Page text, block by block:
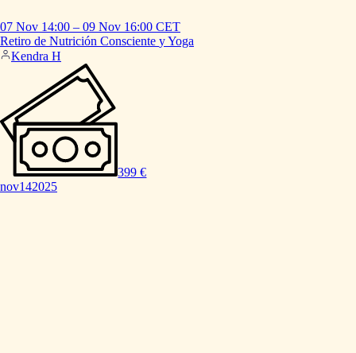
07 Nov 14:00 – 09 Nov 16:00 CET
Retiro de Nutrición Consciente yYoga
Kendra H
399 €
nov142025